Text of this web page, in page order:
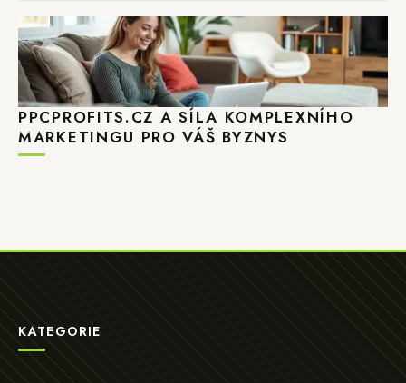
PPCPROFITS.CZ A SÍLA KOMPLEXNÍHO
MARKETINGU PRO VÁŠ BYZNYS
KATEGORIE